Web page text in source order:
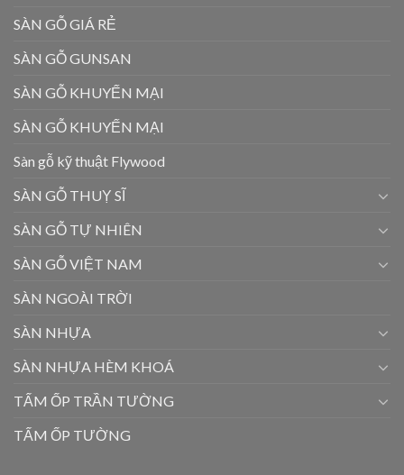
SÀN GỖ GIÁ RẺ
SÀN GỖ GUNSAN
SÀN GỖ KHUYẾN MẠI
SÀN GỖ KHUYẾN MẠI
Sàn gỗ kỹ thuật Flywood
SÀN GỖ THUỴ SĨ
SÀN GỖ TỰ NHIÊN
SÀN GỖ VIỆT NAM
SÀN NGOÀI TRỜI
SÀN NHỰA
SÀN NHỰA HÈM KHOÁ
TẤM ỐP TRẦN TƯỜNG
TẤM ỐP TƯỜNG